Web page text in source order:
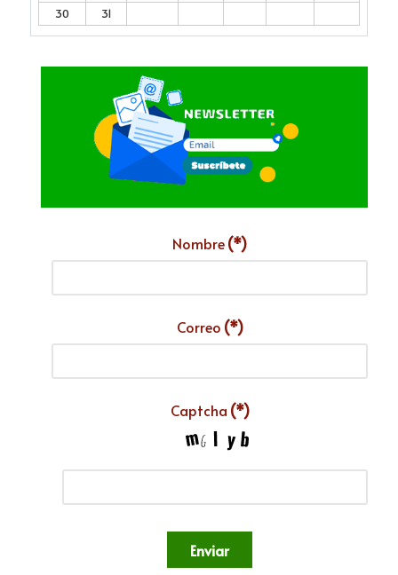
30
31
Nombre(*)
Correo (*)
Captcha (*)
Enviar